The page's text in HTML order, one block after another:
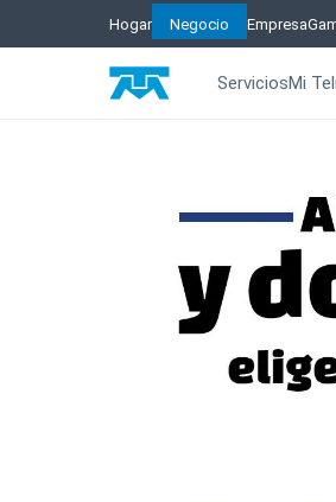
Hogar Negocio Empresa
ServiciosMi